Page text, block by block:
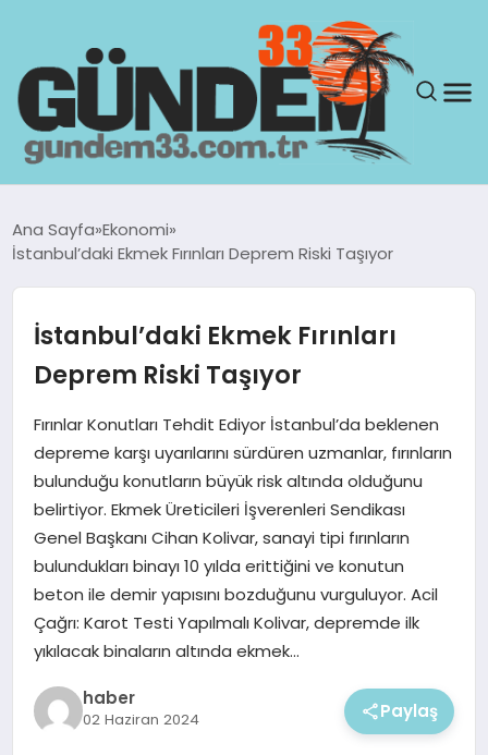
YAŞAM
SAĞLIK
EKONOMI
Ana Sayfa Ekonomi
İstanbul’daki Ekmek Fırınları Deprem Riski Taşıyor
İstanbul’daki Ekmek Fırınları
Deprem Riski Taşıyor
Fırınlar Konutları Tehdit Ediyor İstanbul’da beklenen
depreme karşı uyarılarını sürdüren uzmanlar, fırınların
bulunduğu konutların büyük risk altında olduğunu
belirtiyor. Ekmek Üreticileri İşverenleri Sendikası
Genel Başkanı Cihan Kolivar, sanayi tipi fırınların
bulundukları binayı 10 yılda erittiğini ve konutun
beton ile demir yapısını bozduğunu vurguluyor. Acil
Çağrı: Karot Testi Yapılmalı Kolivar, depremde ilk
yıkılacak binaların altında ekmek…
haber
02 Haziran 2024 Paylaş